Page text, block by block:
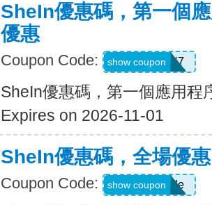
SheIn優惠碼，第一個
優惠
Coupon Code: QTEK4N7
show coupon
SheIn優惠碼，第一個應用程
Expires on 2026-11-01
SheIn優惠碼，全場優
Coupon Code: Show Code
show coupon